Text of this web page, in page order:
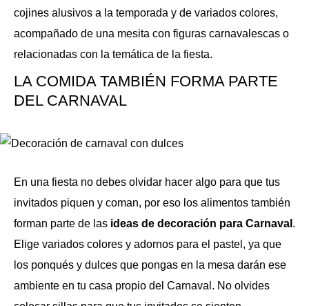
cojines alusivos a la temporada y de variados colores,
acompañado de una mesita con figuras carnavalescas o
relacionadas con la temática de la fiesta.
LA COMIDA TAMBIÉN FORMA PARTE
DEL CARNAVAL
En una fiesta no debes olvidar hacer algo para que tus
invitados piquen y coman, por eso los alimentos también
forman parte de las ideas de decoración para Carnaval .
Elige variados colores y adornos para el pastel, ya que
los ponqués y dulces que pongas en la mesa darán ese
ambiente en tu casa propio del Carnaval. No olvides